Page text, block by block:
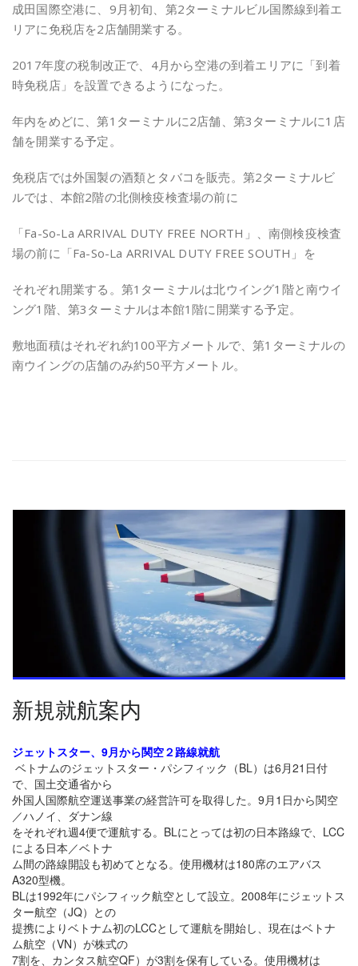
成田国際空港に、 9月初旬、第2ターミナルビル国際線到着エ
リアに免税店を2 店舗開業する。
2017年度の税制改正で、 4月から空港の到着エリアに「到着
時免税店」を設置できるようになった。
年内をめどに、第1 ターミナルに2店舗、第3 ターミナルに1 店
舗を開業する予定。
免税店では外国製の酒類とタバコを販売。第2ターミナルビ
ルでは、本館2階の北側検疫検査場の前に
「Fa-So-La ARRIVAL DUTY FREE NORTH 」、南側検疫検査
場の前に「Fa-So-La ARRIVAL DUTY FREE SOUTH 」を
それぞれ開業する。第1 ターミナルは北ウイング1 階と南ウイ
ング1 階、第3 ターミナルは本館1階に開業する予定。
敷地面積はそれぞれ約100平方メートルで、第1 ターミナルの
南ウイングの店舗のみ約50平方メートル。
新規就航案内
ジェットスター、9月から関空２路線就航
ベトナムのジェットスター・パシフィック（BL）は6月21日付
で、国土交通省から
外国人国際航空運送事業の経営許可を取得した。9月1日から関空
／ハノイ、ダナン線
をそれぞれ週4便で運航する。BLにとっては初の日本路線で、LCC
による日本／ベトナ
ム間の路線開設も初めてとなる。使用機材は180席のエアバス
A320型機。
BLは1992年にパシフィック航空として設立。2008年にジェットス
ター航空（JQ）との
提携によりベトナム初のLCCとして運航を開始し、現在はベトナ
ム航空（VN）が株式の
7割を、カンタス航空QF）が3割を保有している。使用機材は